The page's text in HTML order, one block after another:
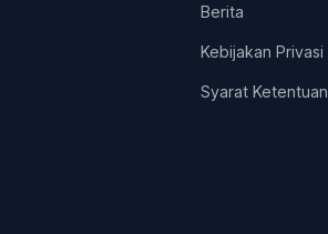
Berita
Kebijakan Privasi
Syarat Ketentuan